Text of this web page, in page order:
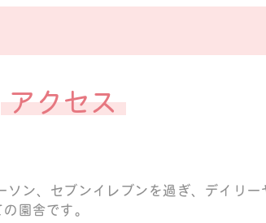
アクセス
ン、セブンイレブンを過ぎ、デイリー
園舎です。